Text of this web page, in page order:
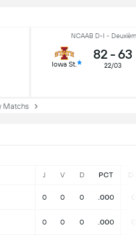
NCAAB D-I -
Iowa St.
82 - 63
22/03
Matchs
J V D PCT
0 0 0 .000 0
0 0 0 .000 0